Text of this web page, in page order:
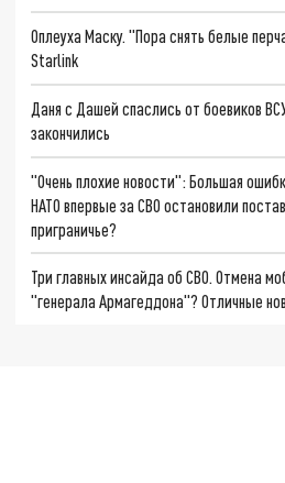
Оплеуха Маску. "Пора снять белые
Starlink
Даня с Дашей спаслись от боевиков
закончились
"Очень плохие новости": Большая
НАТО впервые за СВО остановили
приграничье?
Три главных инсайда об СВО. Отмена
"генерала Армагеддона"? Отличные